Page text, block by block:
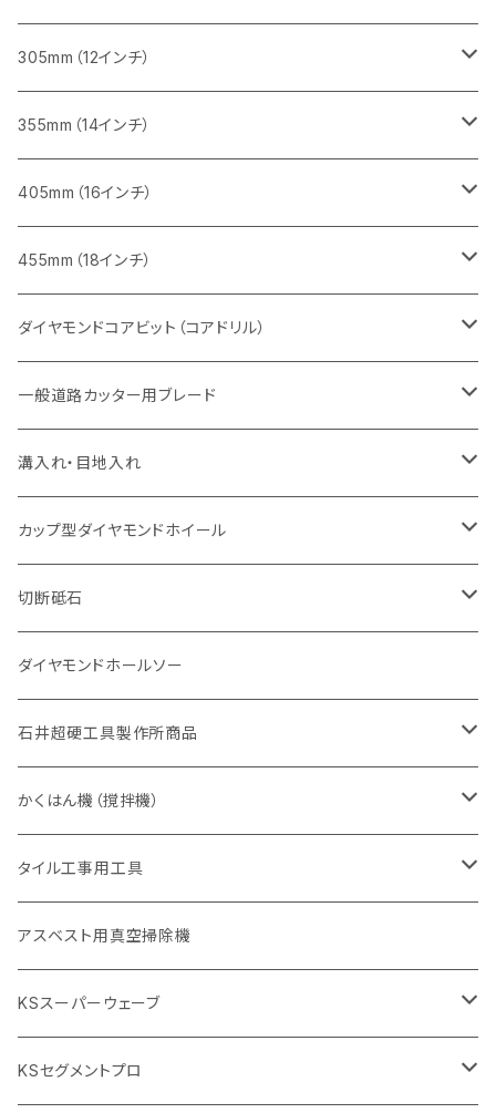
鋳鉄管切断用
ヒューム管・U字溝切断用
インターロッキング切断用
鋳鉄管切断用
ヒューム管・U字溝切断用
FRP切断用
塩ビ管・キッチンパネル切断用
大理石
インターロッキング切断用
鋳鉄管切断用
ヒューム管・U字溝切断用
レンガ切断用
インターロッキング切断用
鋳鉄管切断用
ヒューム管・U字溝切断用
ブロック切断用
レンガ切断用
インターロッキング切断用
鋳鉄管切断用
ヒューム管・U字溝切断用
コンクリート切断用
ブロック切断用
レンガ切断用
インターロッキング切断用
鋳鉄管切断用
ヒューム管・U字溝切断用
コンクリート切断用
一般道路カッター用
ブロック切断用
レンガ切断用
インターロッキング切断用
一般道路カッター用
ヒューム管・U字溝切断用
アスファルト切断用
一般道路カッター用
305mm（12インチ）
みかげ石（御影石）切断用
セグメント
セグメント（特殊凹凸加工チップ
鉄筋コンクリート切断用
セグメントタイプ
コンクリート切断用
セグメント
セグメント（特殊凸凹加工チップ
ブロック切断用
セグメント
セグメント（特殊凸凹加工チップ
レンガ切断用
セグメント
セグメント（特殊凸凹加工チップ
インターロッキング切断用
セグメントタイプ
一般道路カッター用
鋳鉄管切断用
セグメントタイプ
埋設鋳鉄管工事対応タイプ
ヒューム管・U字溝切断用
セグメント
セグメント（特殊凸凹加工チップ
アスファルト切断用
一般道路カッター用
355mm（14インチ）
みかげ石（御影石）切断用
セグメント
セグメント（特殊凸凹加工チップ
鉄筋コンクリート切断用
セグメントタイプ
コンクリート切断用
セグメント
セグメント（特殊凸凹加工チップ
ブロック切断用
セグメント
セグメント（特殊凸凹加工チップ
レンガ切断用
セグメント
セグメント（特殊凸凹加工チップ
インターロッキング切断用
セグメントタイプ
一般道路カッター用
鋳鉄管切断用
セグメントタイプ
埋設鋳鉄管工事対応タイプ
ヒューム管・U字溝切断用
セグメントタイプ
セグメント（特殊凸凹加工チップ
アスファルト切断用
一般道路カッター用
405mm（16インチ）
みかげ石（御影石）切断用
セグメントタイプ
コンクリート切断用
セグメントタイプ
一般道路カッター用
鉄筋コンクリート切断用
セグメントタイプ
インターロッキング切断用
セグメントタイプ
一般道路カッター用
鋳鉄管切断用
セグメントタイプ
埋設鋳鉄管工事対応タイプ
ヒューム管・U字溝切断用
セグメントタイプ
アスファルト切断用
一般道路カッター用
455mm（18インチ）
道路コンクリート切断用
道路アスファルト切断用
ダイヤモンドコアビット（コアドリル）
Aロット
有効長 250mm
有効長 370mm
Ｃロット
有効長 250mm
M27
有効長 250mm
一般道路カッター用ブレード
道路（アスファルト用）
255mm（10インチ）
305mm（12インチ）
道路（コンクリート舗装面）
255mm（10インチ）
305mm（12インチ）
道路（アス・コン兼用）
305mm（12インチ）
355mm（14インチ）
溝入れ・目地入れ
V型チップ
ストレート型チップ
U型チップ
カップ型ダイヤモンドホイール
100mm（4インチ）
125mm（5インチ）
切断砥石
金属用
305mm（12インチ）
355mm（14インチ）
非金属用
305mm（12インチ）
355mm（14インチ）
ダイヤモンドホールソー
石井超硬工具製作所商品
押し切り（タイル切断機）
本体
電動切断機
本体
ダイヤモンドホイール
ブリック＆ブロック用切断機
穴あけ用工具
タイルニッパー
かくはん機（撹拌機）
本体
低速回転
高速回転
付属品
撹拌羽根
撹拌軸
タイル工事用工具
手動工具
押し切り（手動切断機
押し切り替え刃（手動切断機替え刃
電動工具
電動切断機
アスベスト用真空掃除機
KSスーパーウェーブ
105mm（4インチ）
KSセグメントプロ